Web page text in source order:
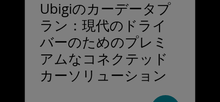
Ubigiのカーデータプ
ラン：現代のドライ
バーのためのプレミ
アムなコネクテッド
カーソリューション